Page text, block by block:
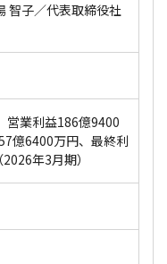
智子／代表取締役社
営業利益186億9400
億6400万円、最終利
年3月期）